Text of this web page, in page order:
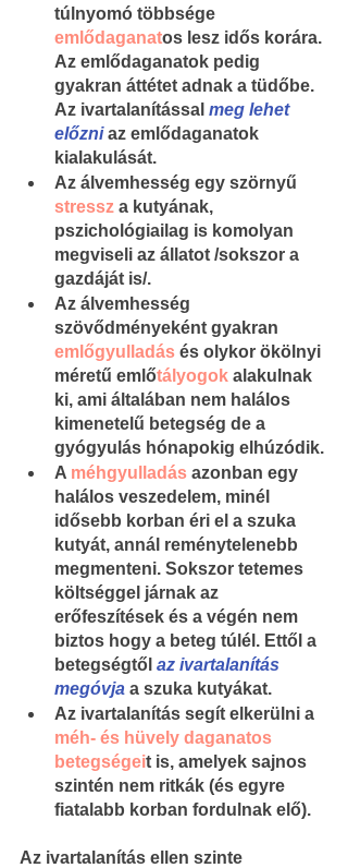
túlnyomó többsége
emlődaganatos lesz idős korára.
Az emlődaganatok pedig
gyakran áttétet adnak a tüdőbe.
Az ivartalanítással meg lehet
előzni az emlődaganatok
kialakulását.
Az álvemhesség egy szörnyű
stressz a kutyának,
pszichológiailag is komolyan
megviseli az állatot /sokszor a
gazdáját is/.
Az álvemhesség
szövődményeként gyakran
emlőgyulladás és olykor ökölnyi
méretű emlőtályogok alakulnak
ki, ami általában nem halálos
kimenetelű betegség de a
gyógyulás hónapokig elhúzódik.
A méhgyulladás azonban egy
halálos veszedelem, minél
idősebb korban éri el a szuka
kutyát, annál reménytelenebb
megmenteni. Sokszor tetemes
költséggel járnak az
erőfeszítések és a végén nem
biztos hogy a beteg túlél. Ettől a
betegségtől az ivartalanítás
megóvja a szuka kutyákat.
Az ivartalanítás segít elkerülni a
méh- és hüvely daganatos
betegségeit is, amelyek sajnos
szintén nem ritkák (és egyre
fiatalabb korban fordulnak elő).
Az ivartalanítás ellen szinte